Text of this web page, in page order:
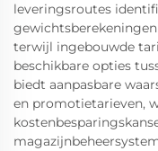
leveringsroutes
terwijl ingebouwde
beschikbare opties
biedt aanpasbare
en promotietarieven,